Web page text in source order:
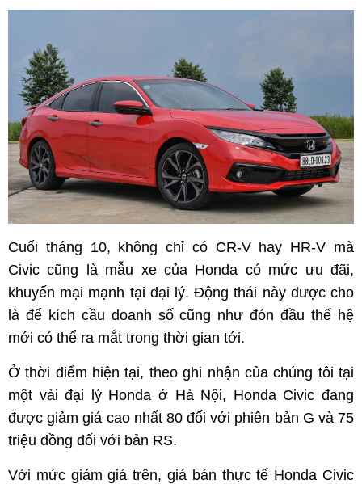
Cuối tháng 10, không chỉ có CR-V hay HR-V mà
Civic cũng là mẫu xe của Honda có mức ưu đãi,
khuyến mại mạnh tại đại lý. Động thái này được cho
là để kích cầu doanh số cũng như đón đầu thế hệ
mới có thể ra mắt trong thời gian tới.
Ở thời điểm hiện tại, theo ghi nhận của chúng tôi tại
một vài đại lý Honda ở Hà Nội, Honda Civic đang
được giảm giá cao nhất 80 đối với phiên bản G và 75
triệu đồng đối với bản RS.
Với mức giảm giá trên, giá bán thực tế Honda Civic